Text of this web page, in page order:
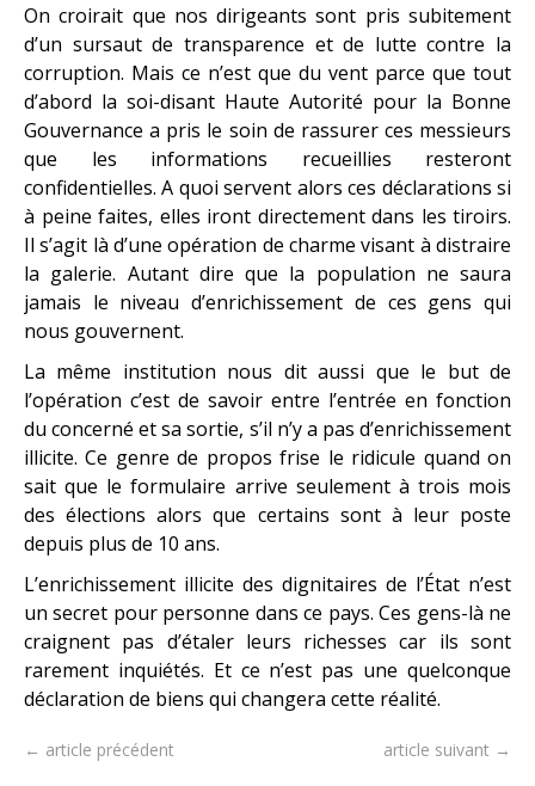
On croirait que nos dirigeants sont pris subitement
d’un sursaut de transparence et de lutte contre la
corruption. Mais ce n’est que du vent parce que tout
d’abord la soi-disant Haute Autorité pour la Bonne
Gouvernance a pris le soin de rassurer ces messieurs
que les informations recueillies resteront
confidentielles. A quoi servent alors ces déclarations si
à peine faites, elles iront directement dans les tiroirs.
Il s’agit là d’une opération de charme visant à distraire
la galerie. Autant dire que la population ne saura
jamais le niveau d’enrichissement de ces gens qui
nous gouvernent.
La même institution nous dit aussi que le but de
l’opération c’est de savoir entre l’entrée en fonction
du concerné et sa sortie, s’il n’y a pas d’enrichissement
illicite. Ce genre de propos frise le ridicule quand on
sait que le formulaire arrive seulement à trois mois
des élections alors que certains sont à leur poste
depuis plus de 10 ans.
L’enrichissement illicite des dignitaires de l’État n’est
un secret pour personne dans ce pays. Ces gens-là ne
craignent pas d’étaler leurs richesses car ils sont
rarement inquiétés. Et ce n’est pas une quelconque
déclaration de biens qui changera cette réalité.
← article précédent article suivant →